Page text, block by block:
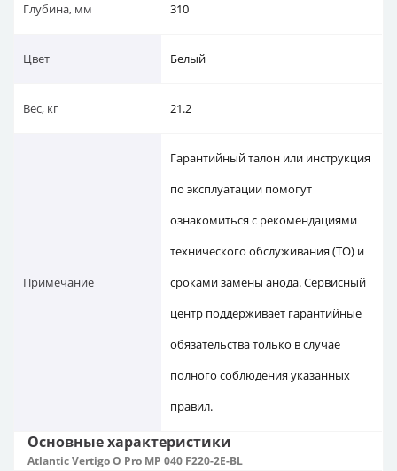
Глубина, мм 310
Цвет Белый
Вес, кг 21.2
Примечание
Гарантийный талон или инструкция
по эксплуатации помогут
ознакомиться с рекомендациями
технического обслуживания (ТО) и
сроками замены анода. Сервисный
центр поддерживает гарантийные
обязательства только в случае
полного соблюдения указанных
правил.
Основные характеристики
Atlantic Vertigo O Pro MP 040 F220-2E-BL